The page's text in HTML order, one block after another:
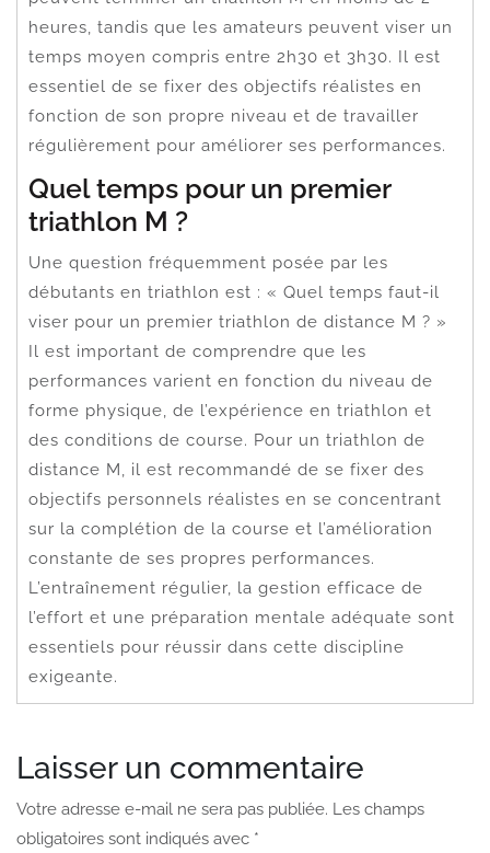
heures, tandis que les amateurs peuvent viser un
temps moyen compris entre 2h30 et 3h30. Il est
essentiel de se fixer des objectifs réalistes en
fonction de son propre niveau et de travailler
régulièrement pour améliorer ses performances.
Quel temps pour un premier
triathlon M ?
Une question fréquemment posée par les
débutants en triathlon est : « Quel temps faut-il
viser pour un premier triathlon de distance M ? »
Il est important de comprendre que les
performances varient en fonction du niveau de
forme physique, de l’expérience en triathlon et
des conditions de course. Pour un triathlon de
distance M, il est recommandé de se fixer des
objectifs personnels réalistes en se concentrant
sur la complétion de la course et l’amélioration
constante de ses propres performances.
L’entraînement régulier, la gestion efficace de
l’effort et une préparation mentale adéquate sont
essentiels pour réussir dans cette discipline
exigeante.
Laisser un commentaire
Votre adresse e-mail ne sera pas publiée. Les champs
obligatoires sont indiqués avec *